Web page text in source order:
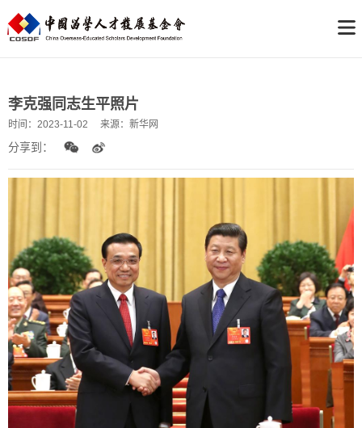
李克强同志生平照片
时间： 2023-11-02 来源： 新华网
分享到：